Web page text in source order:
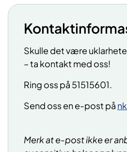
Skulle det være
– ta kontakt med oss!
Ring oss på 51515601.
Send oss en e-post på
Merk at e-post ikke er